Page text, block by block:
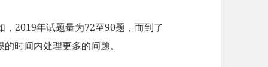
2019年试题量为72至90题，而到了
时间内处理更多的问题。